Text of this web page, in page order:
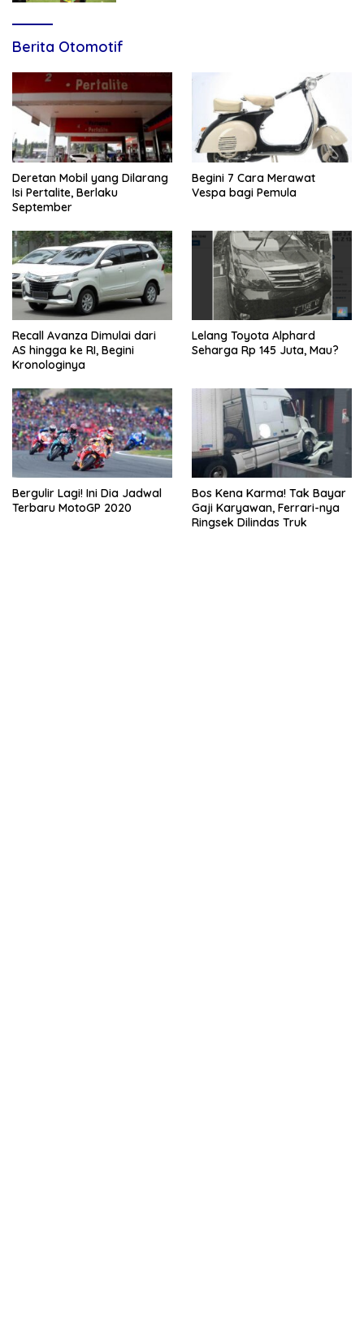
Berita Otomotif
Deretan Mobil yang Dilarang
Isi Pertalite, Berlaku
September
Begini 7 Cara Merawat
Vespa bagi Pemula
Recall Avanza Dimulai dari
AS hingga ke RI, Begini
Kronologinya
Lelang Toyota Alphard
Seharga Rp 145 Juta, Mau?
Bergulir Lagi! Ini Dia Jadwal
Terbaru MotoGP 2020
Bos Kena Karma! Tak Bayar
Gaji Karyawan, Ferrari-nya
Ringsek Dilindas Truk